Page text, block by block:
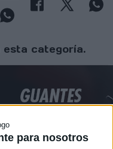
para nosotros
esta categoría.